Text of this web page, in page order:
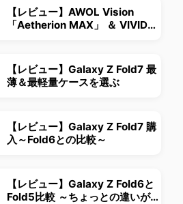
【レビュー】AWOL Vision
「Aetherion MAX」 ＆ VIVID
【レビュー】Galaxy Z Fold7 最
薄＆最軽量ケースを選ぶ
【レビュー】Galaxy Z Fold7 購
入～Fold6との比較～
【レビュー】Galaxy Z Fold6と
Fold5比較 ～ちょっとの違いが大